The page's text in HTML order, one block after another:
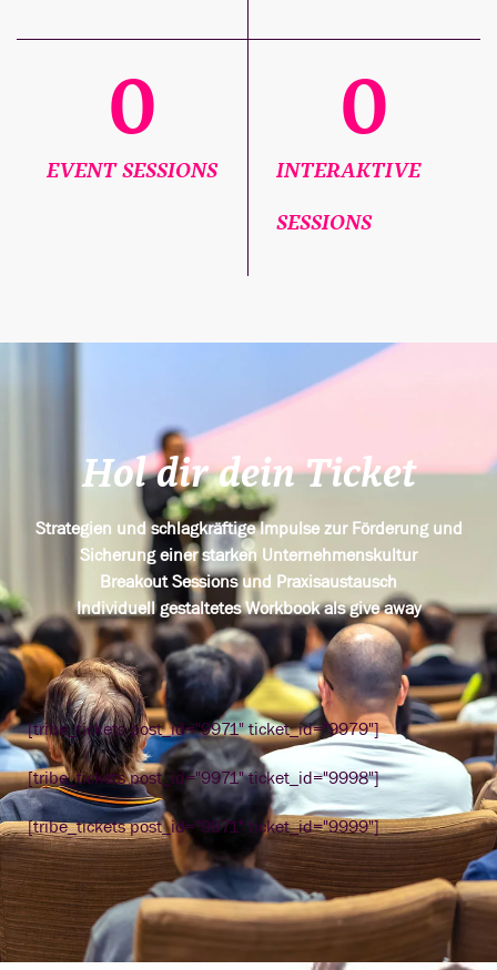
EVENT SESSIONS
0
INTERAKTIVE
SESSIONS
0
Hol dir dein Ticket
Strategien und schlagkräftige Impulse zur Förderung und
Sicherung einer starken Unternehmenskultur
Breakout Sessions und Praxisaustausch
Individuell gestaltetes Workbook als give away
[tribe_tickets post_id="9971" ticket_id="9979"]
[tribe_tickets post_id="9971" ticket_id="9998"]
[tribe_tickets post_id="9971" ticket_id="9999"]